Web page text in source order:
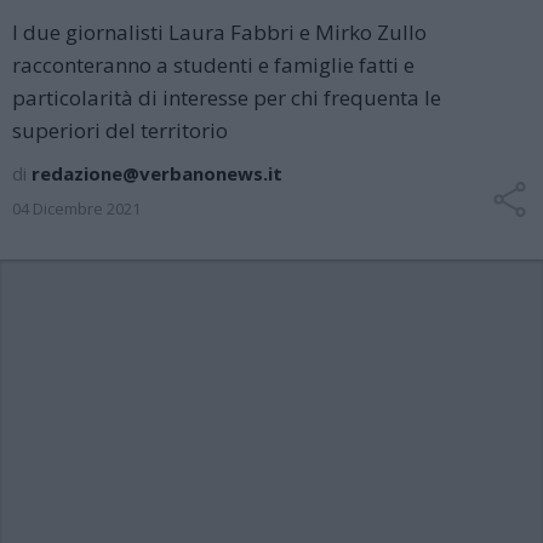
I due giornalisti Laura Fabbri e Mirko Zullo
racconteranno a studenti e famiglie fatti e
particolarità di interesse per chi frequenta le
superiori del territorio
di redazione@verbanonews.it
04 Dicembre 2021